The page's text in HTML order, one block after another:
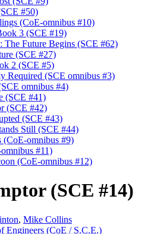
#50)
(CoE-omnibus #10)
3 (SCE #19)
The Future Begins (SCE #62)
(SCE #27)
2 (SCE #5)
Required (SCE omnibus #3)
omnibus #4)
(SCE #41)
(SCE #42)
(SCE #43)
Still (SCE #44)
(CoE-omnibus #9)
#11)
(CoE-omnibus #12)
(SCE #14)
, Mike Collins
Engineers (CoE / S.C.E.)